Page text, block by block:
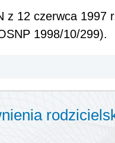
z 12 czerwca 1997
1998/10/299).